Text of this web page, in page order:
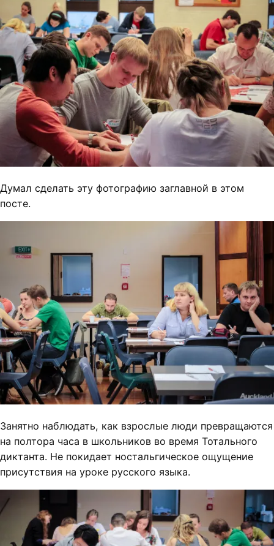
Думал сделать эту фотографию заглавной в этом
посте.
Занятно наблюдать, как взрослые люди превращаются
на полтора часа в школьников во время Тотального
диктанта. Не покидает ностальгическое ощущение
присутствия на уроке русского языка.